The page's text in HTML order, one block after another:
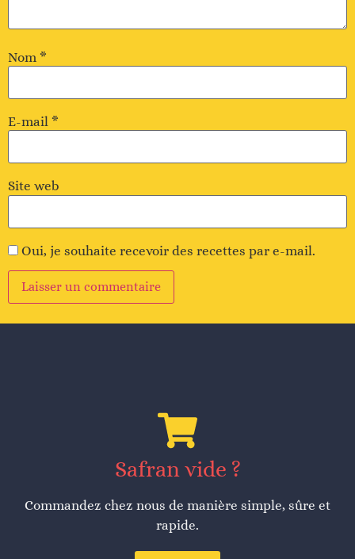
Nom *
E-mail *
Site web
Oui, je souhaite recevoir des recettes par e-mail.
Alternative
Safran vide ?
Commandez chez nous de manière simple, sûre et
rapide.